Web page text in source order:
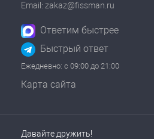
Email: zakaz@fissman.ru
Ответим быстрее
Быстрый ответ
Ежедневно: с 09:00 до 21:00
Карта сайта
Давайте дружить!